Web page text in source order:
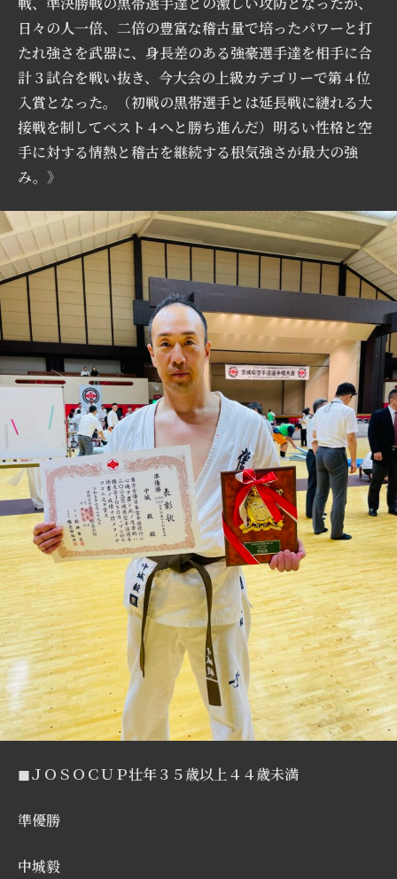
日々の人一倍、二倍の豊富な稽古量で培ったパワーと打
たれ強さを武器に、身長差のある強豪選手達を相手に合
計３試合を戦い抜き、今大会の上級カテゴリーで第４位
入賞となった。（初戦の黒帯選手とは延長戦に縺れる大
接戦を制してベスト４へと勝ち進んだ）明るい性格と空
手に対する情熱と稽古を継続する根気強さが最大の強
み。》
◼︎ＪＯＳＯＣＵＰ壮年３５歳以上４４歳未満
準優勝
中城毅